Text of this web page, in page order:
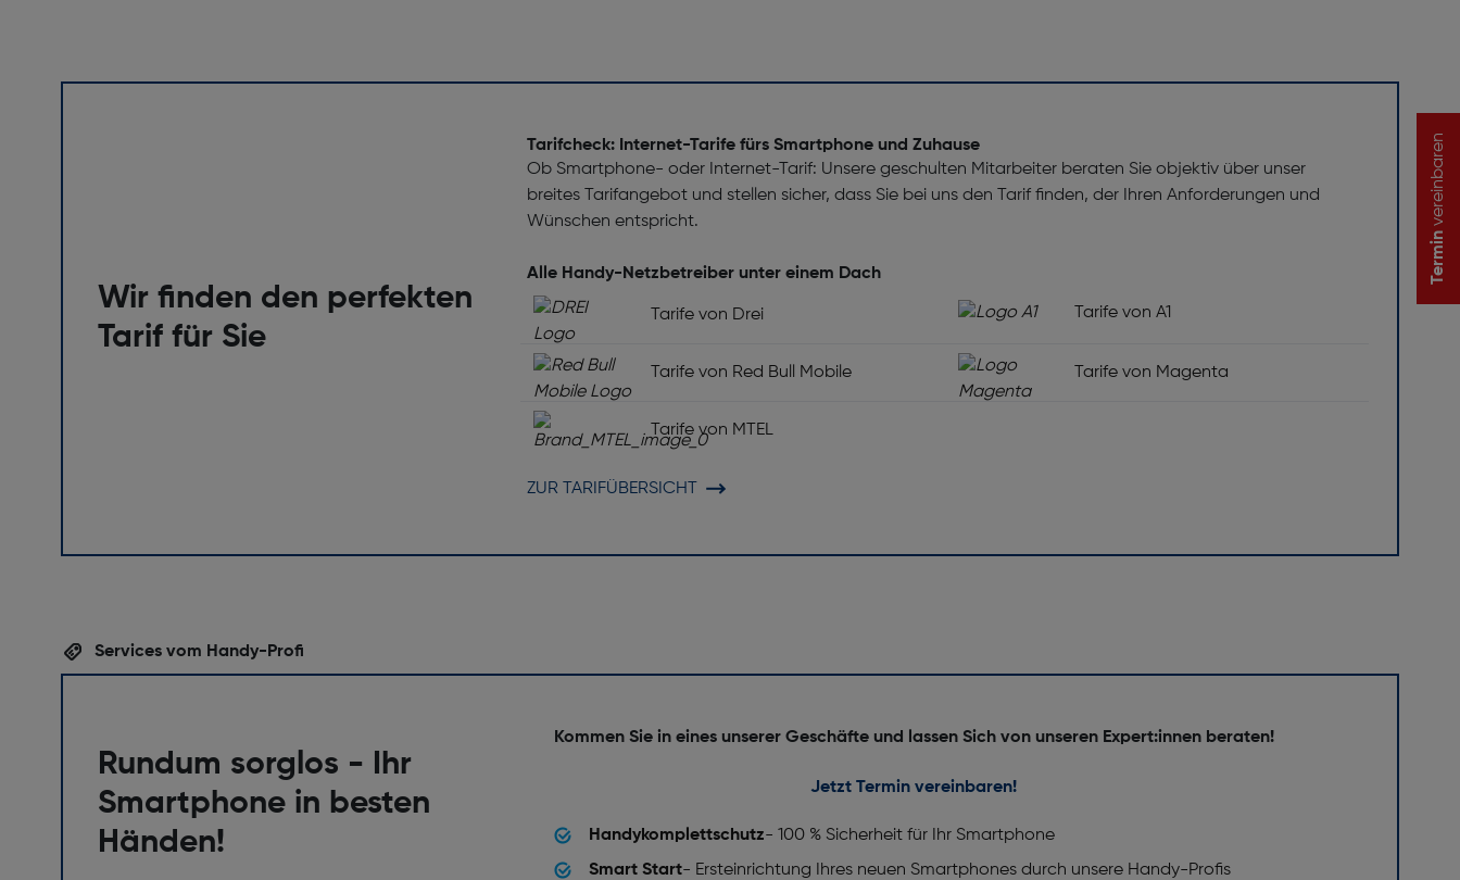
Wir finden den perfekten
Tarif für Sie
Tarifcheck: Internet-Tarife fürs Smartphone und Zuhause
Ob Smartphone- oder Internet-Tarif: Unsere geschulten Mitarbeiter beraten Sie objektiv über unser
breites Tarifangebot und stellen sicher, dass Sie bei uns den Tarif finden, der Ihren Anforderungen und
Wünschen entspricht.
Alle Handy-Netzbetreiber unter einem Dach
Tarife von Drei Tarife von A1
Tarife von Red Bull Mobile Tarife von Magenta
Tarife von MTEL
ZUR TARIFÜBERSICHT
Services vom Handy-Profi
Rundum sorglos - Ihr
Smartphone in besten
Händen!
Kommen Sie in eines unserer Geschäfte und lassen Sich von unseren Expert:innen beraten!
Jetzt Termin vereinbaren!
Handykomplettschutz- 100 % Sicherheit für Ihr Smartphone
Smart Start- Ersteinrichtung Ihres neuen Smartphones durch unsere Handy-Profis
Termin
vereinbaren